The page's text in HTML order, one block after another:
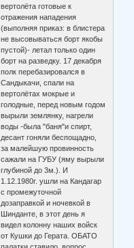
вертолёта готовые к
отражения нападения
(выполняя приказ: в блистера
не высовываться борт якобы
пустой)- летал только один
борт на разведку. 17 декабря
полк перебазировался в
Сандыкачи, спали на
вертолётах мокрые и
голодные, перед новым годом
вырыли землянку, нагрели
воды -была "баня"и спирт,
десант гоняли беспощадно,
за малейшую провинность
сажали на ГУБУ (яму вырыли
глубиной до 3м.). И
1.12.1980г. ушли на Кандагар
с промежуточной
дозаправкой и ночевкой в
Шинданте, в этот день я
видел колонну наших войск
от Кушки до Герата. ОБАТО
палатки ставило, вопрос